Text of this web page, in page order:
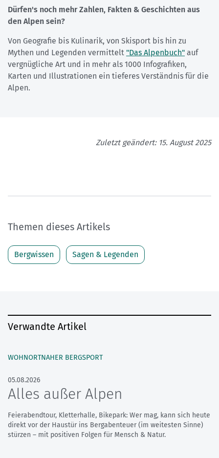
Dürfen's noch mehr Zahlen, Fakten & Geschichten aus
den Alpen sein?
Von Geografie bis Kulinarik, von Skisport bis hin zu
Mythen und Legenden vermittelt "Das Alpenbuch" auf
vergnügliche Art und in mehr als 1000 Infografiken,
Karten und Illustrationen ein tieferes Verständnis für die
Alpen.
Zuletzt geändert: 15. August 2025
Themen dieses Artikels
Bergwissen Sagen & Legenden
Verwandte Artikel
WOHNORTNAHER BERGSPORT
05.08.2026
Alles außer Alpen
Feierabendtour, Kletterhalle, Bikepark: Wer mag, kann sich heute
direkt vor der Haustür ins Bergabenteuer (im weitesten Sinne)
stürzen – mit positiven Folgen für Mensch & Natur.